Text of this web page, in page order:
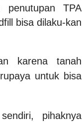
penutupan TPA
bisa dilaku-kan
karena tanah
untuk bisa
pihaknya